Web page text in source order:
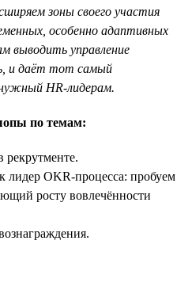
зоны своего участия
особенно адаптивных
выводить управление
и даёт тот самый
HR-лидерам.
по темам:
рекрутменте.
лидер OKR-процесса: пробуем
росту вовлечённости